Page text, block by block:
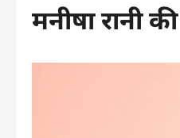
मनीषा रानी